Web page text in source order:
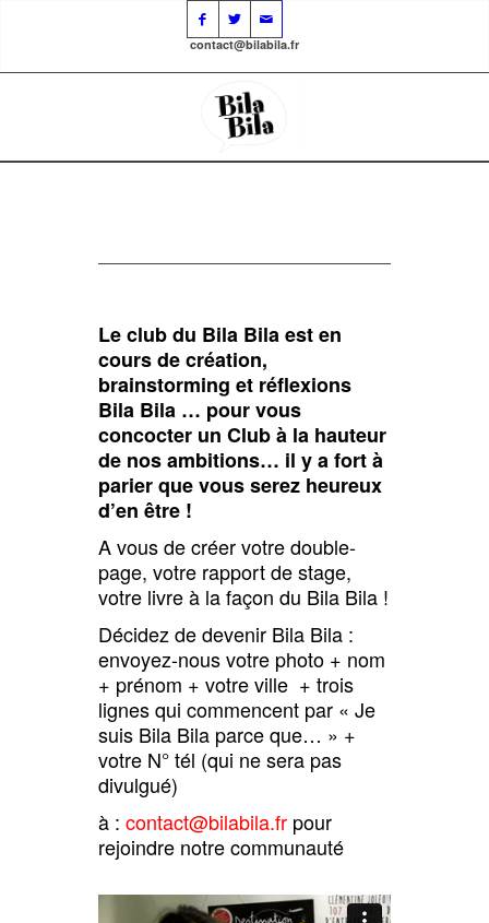
contact@bilabila.fr
Suivant
Le club du Bila Bila est en
cours de création,
brainstorming et réflexions
Bila Bila … pour vous
concocter un Club à la hauteur
de nos ambitions… il y a fort à
parier que vous serez heureux
d’en être !
A vous de créer votre double-
page, votre rapport de stage,
votre livre à la façon du Bila Bila !
Décidez de devenir Bila Bila :
envoyez-nous votre photo + nom
+ prénom + votre ville + trois
lignes qui commencent par « Je
suis Bila Bila parce que… » +
votre N° tél (qui ne sera pas
divulgué)
à : contact@bilabila.fr pour
rejoindre notre communauté